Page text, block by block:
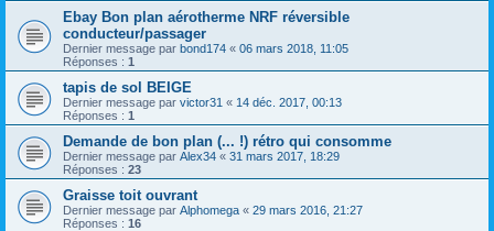
Ebay Bon plan aérotherme NRF réversible
conducteur/passager
Dernier message par bond174 « 06 mars 2018, 11:05
Réponses : 1
tapis de sol BEIGE
Dernier message par victor31 « 14 déc. 2017, 00:13
Réponses : 1
Demande de bon plan (... !) rétro qui consomme
Dernier message par Alex34 « 31 mars 2017, 18:29
Réponses : 23
Graisse toit ouvrant
Dernier message par Alphomega « 29 mars 2016, 21:27
Réponses : 16